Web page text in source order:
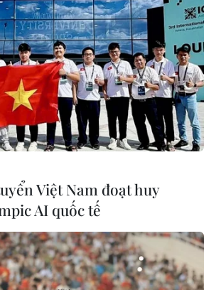
#nắng nóng gay gắt
rất nguy hiểm
#thời tiết
lâm
Việt Nam đoạt huy
AI quốc tế